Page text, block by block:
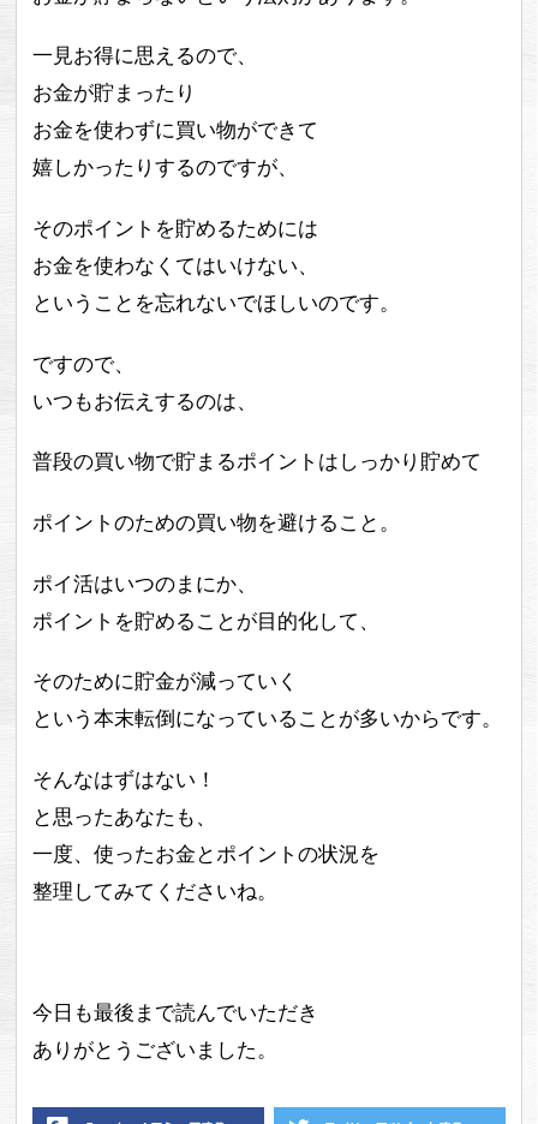
一見お得に思えるので、
お金が貯まったり
お金を使わずに買い物ができて
嬉しかったりするのですが、
そのポイントを貯めるためには
お金を使わなくてはいけない、
ということを忘れないでほしいのです。
ですので、
いつもお伝えするのは、
普段の買い物で貯まるポイントはしっかり貯めて
ポイントのための買い物を避けること。
ポイ活はいつのまにか、
ポイントを貯めることが目的化して、
そのために貯金が減っていく
という本末転倒になっていることが多いからです。
そんなはずはない！
と思ったあなたも、
一度、使ったお金とポイントの状況を
整理してみてくださいね。
今日も最後まで読んでいただき
ありがとうございました。